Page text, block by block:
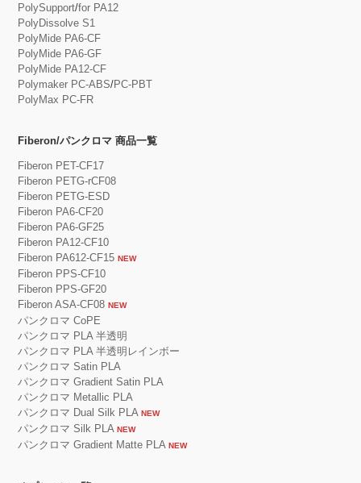
PolySupport/for PA12
PolyDissolve S1
PolyMide PA6-CF
PolyMide PA6-GF
PolyMide PA12-CF
Polymaker PC-ABS/PC-PBT
PolyMax PC-FR
Fiberon/パンクロマ 商品一覧
Fiberon PET-CF17
Fiberon PETG-rCF08
Fiberon PETG-ESD
Fiberon PA6-CF20
Fiberon PA6-GF25
Fiberon PA12-CF10
Fiberon PA612-CF15 NEW
Fiberon PPS-CF10
Fiberon PPS-GF20
Fiberon ASA-CF08 NEW
パンクロマ CoPE
パンクロマ PLA 半透明
パンクロマ PLA 半透明レインボー
パンクロマ Satin PLA
パンクロマ Gradient Satin PLA
パンクロマ Metallic PLA
パンクロマ Dual Silk PLA NEW
パンクロマ Silk PLA NEW
パンクロマ Gradient Matte PLA NEW